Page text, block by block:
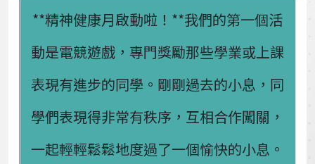
**精神健康月啟動啦！**我們的第一個活
動是電競遊戲，專門獎勵那些學業或上課
表現有進步的同學。剛剛過去的小息，同
學們表現得非常有秩序，互相合作闖關，
一起輕輕鬆鬆地度過了一個愉快的小息。